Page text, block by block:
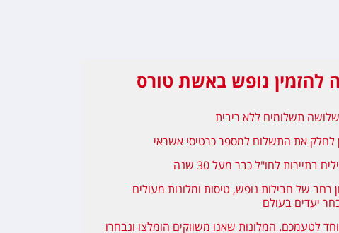
להזמין נופש באשת טורס
תשלומים ללא ריבית
לחלק את התשלום למספר כרטיסי אשראי
בתיירות לחו"ל כבר מעל 30 שנה
רחב של חבילות נופש, טיסות ומלונות מעולים
יעדים בעולם
לטעמכם. המלונות שאנו משווקים הומלצו ונבחרו